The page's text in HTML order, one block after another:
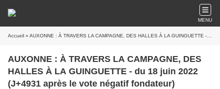
MENU
Accueil » AUXONNE : À TRAVERS LA CAMPAGNE, DES HALLES À LA GUINGUETTE - du 18 juin 2022 (J+4931 après le vote négatif fondateur)
AUXONNE : À TRAVERS LA CAMPAGNE, DES
HALLES À LA GUINGUETTE - du 18 juin 2022
(J+4931 après le vote négatif fondateur)